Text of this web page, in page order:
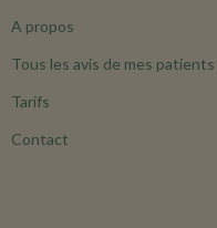
A propos
Tous les avis de mes patients
Tarifs
Contact